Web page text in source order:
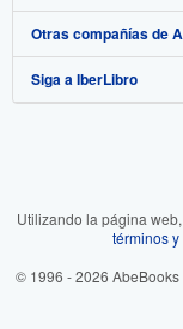
Mis pedidos
Ver carrito
Recomiende un
Medios
Empleo
Preferencias de
Aviso de cookies
Preguntas frecuentes
Atención al Cliente
Otras compañías de
AbeBooks.com
AbeBooks.fr
Siga a IberLibro
Utilizando la página
términos
© 1996 - 2026 AbeBooks